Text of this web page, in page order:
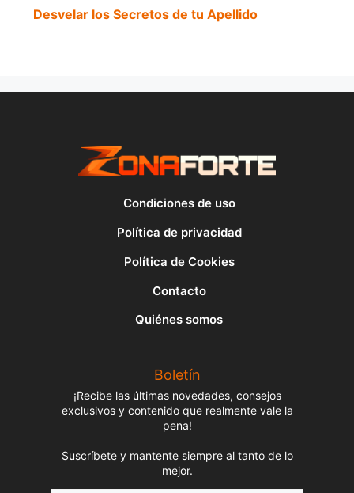
Desvelar los Secretos de tu Apellido
Condiciones de uso
Política de privacidad
Política de Cookies
Contacto
Quiénes somos
Boletín
¡Recibe las últimas novedades, consejos
exclusivos y contenido que realmente vale la
pena!
Suscríbete y mantente siempre al tanto de lo
mejor.